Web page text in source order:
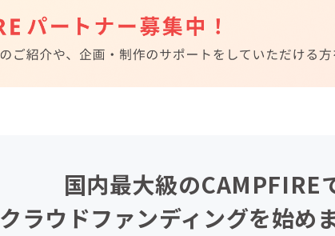
国内最大級のCAMPFIRE
クラウドファンディングを始め